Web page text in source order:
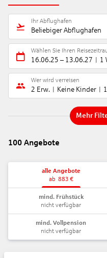
Ihr Abflughafen
Beliebiger Abflughafen
Wählen Sie Ihren
16.06.25 – 13.06.27 1
Wer wird verreisen
2 Erw. Keine Kinder
Mehr
100 Angebote
alle Angebote
ab 883 €
mind. Frühstück
nicht verfügbar
mind. Vollpension
nicht verfügbar